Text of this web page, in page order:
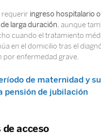
requerir ingreso hospitalario o
larga duración, aunque
cuando el tratamiento
en el domicilio tras el
por enfermedad grave.
de maternidad y
pensión de jubilación
acceso